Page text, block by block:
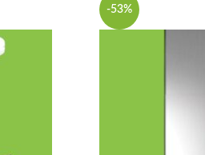
-53%